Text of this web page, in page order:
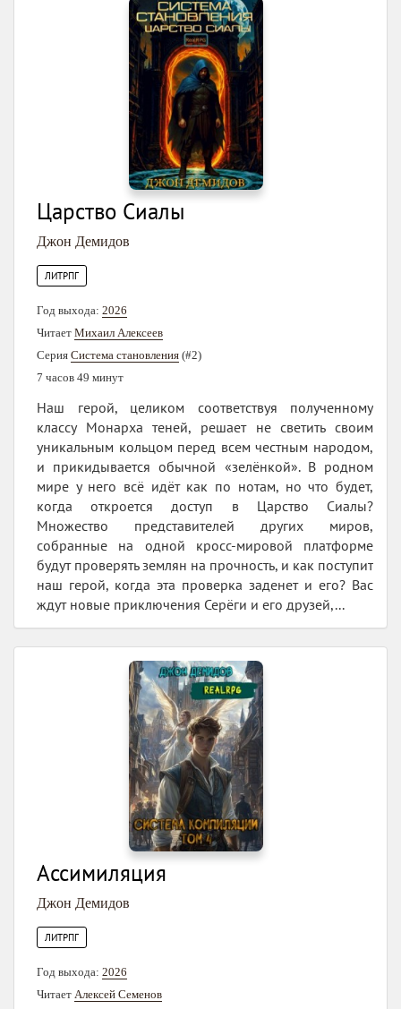
Царство Сиалы
Джон Демидов
ЛИТРПГ
Год выхода: 2026
Читает Михаил Алексеев
Серия Система становления (#2)
7 часов 49 минут
Наш герой, целиком соответствуя полученному
классу Монарха теней, решает не светить своим
уникальным кольцом перед всем честным народом,
и прикидывается обычной «зелёнкой». В родном
мире у него всё идёт как по нотам, но что будет,
когда откроется доступ в Царство Сиалы?
Множество представителей других миров,
собранные на одной кросс-мировой платформе
будут проверять землян на прочность, и как поступит
наш герой, когда эта проверка заденет и его? Вас
ждут новые приключения Серёги и его друзей,...
Ассимиляция
Джон Демидов
ЛИТРПГ
Год выхода: 2026
Читает Алексей Семенов